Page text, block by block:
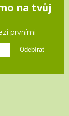
na tvůj
prvními
Odebírat